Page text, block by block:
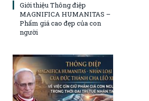
Giới thiệu Thông điệp
MAGNIFICA HUMANITAS –
Phẩm giá cao đẹp của con
người